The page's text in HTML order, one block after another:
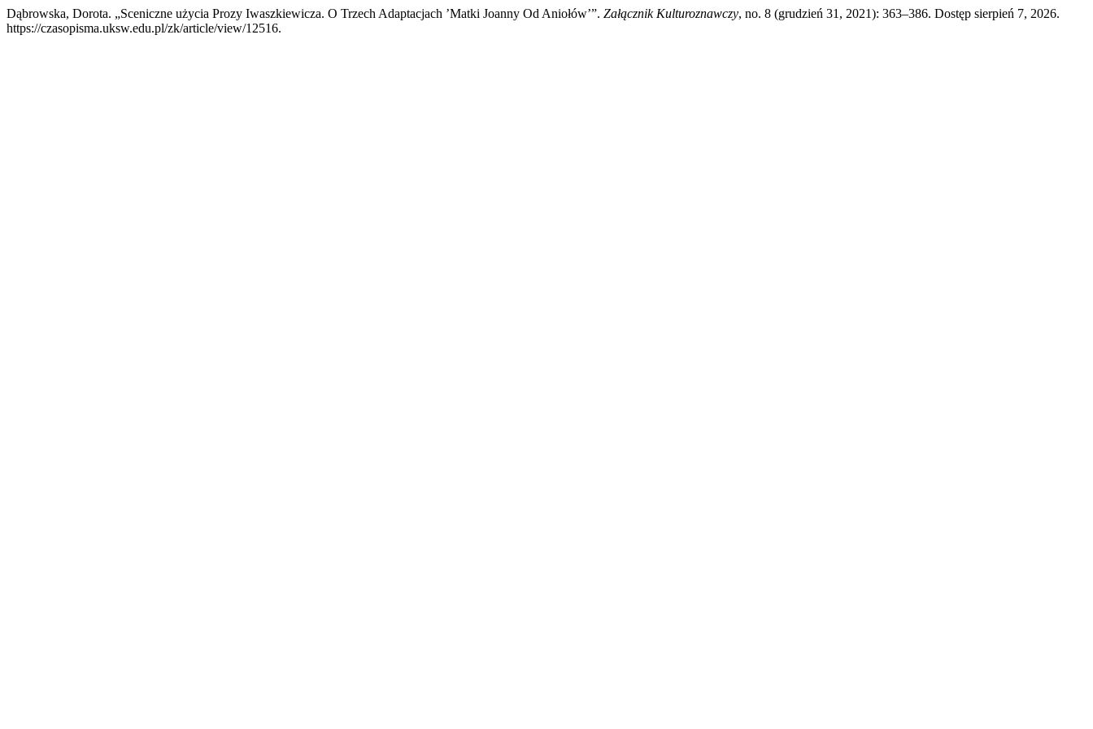
Dąbrowska, Dorota. „Sceniczne użycia Prozy Iwaszkiewicza. O Trzech Adaptacjach ’Matki Joanny Od Aniołów’”. Załącznik Kulturoznawczy, no. 8 (grudzień 31, 2021): 363–386. Dostęp sierpień 7, 2026.
https://czasopisma.uksw.edu.pl/zk/article/view/12516.